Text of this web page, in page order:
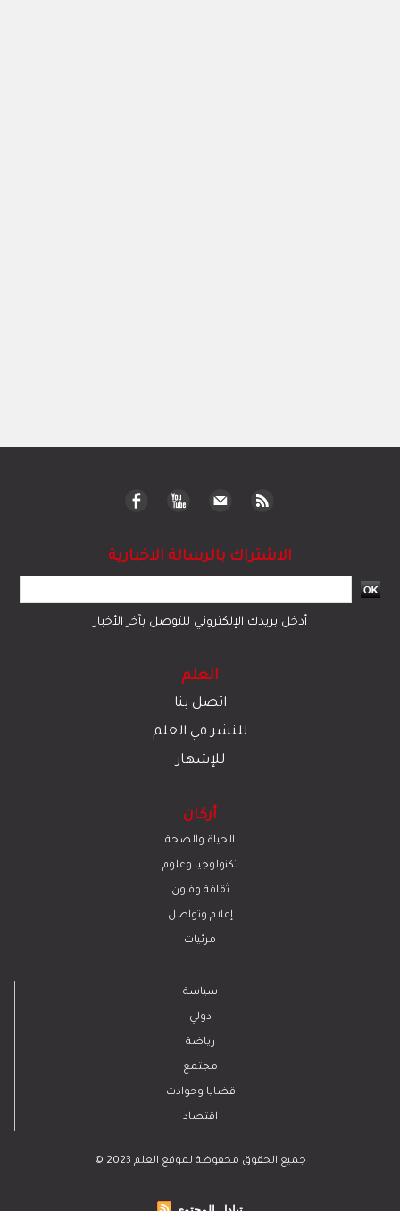
الاشتراك بالرسالة الاخبارية
أدخل بريدك الإلكتروني للتوصل بآخر الأخبار
العلم
اتصل بنا
للنشر في العلم
للإشهار
أركان
الحياة والصحة
تكنولوجيا وعلوم
ﺛﻘﺎﻓﺔ وﻓﻧون
إعلام وتواصل
مرئيات
سياسة
دولي
رياضة
مجتمع
قضايا وحوادث
اقتصاد
© 2023 جميع الحقوق محفوظة لموقع العلم